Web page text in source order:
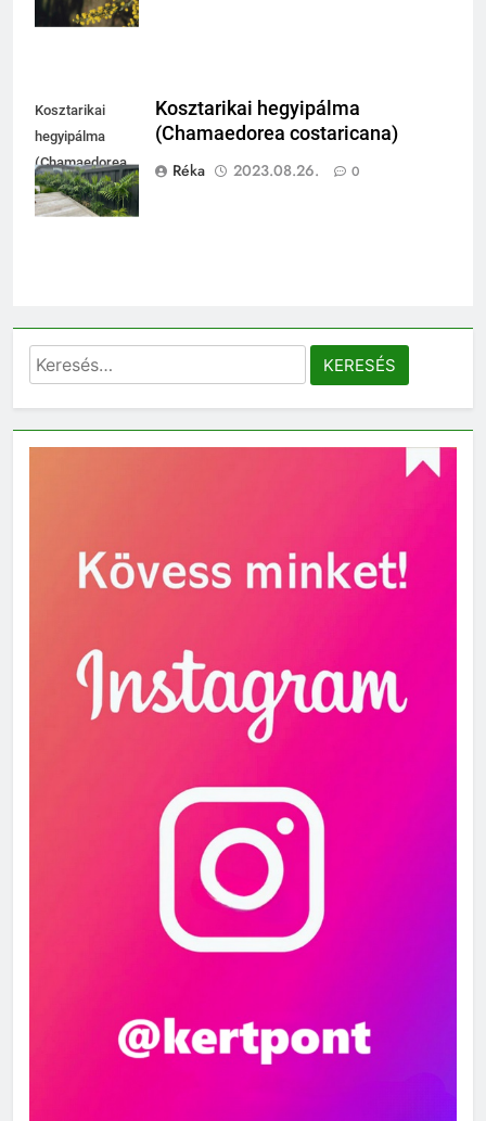
Kosztarikai
hegyipálma
(Chamaedorea
costaricana)
Kosztarikai hegyipálma
(Chamaedorea costaricana)
Réka
2023.08.26. 0
Keresés: